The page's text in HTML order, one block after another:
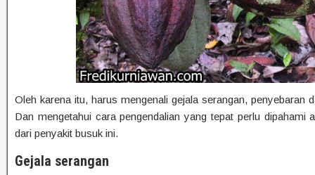
Oleh karena itu, harus mengenali gejala serangan, penyebaran
Dan mengetahui cara pengendalian yang tepat perlu dipahami
dari penyakit busuk ini.
Gejala serangan